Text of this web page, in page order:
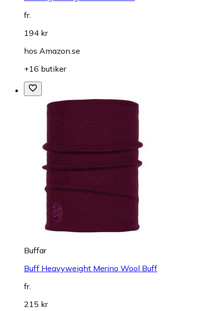
fr.
194 kr
hos Amazon.se
+16 butiker
Buffar
Buff Heavyweight Merino Wool Buff
fr.
215 kr